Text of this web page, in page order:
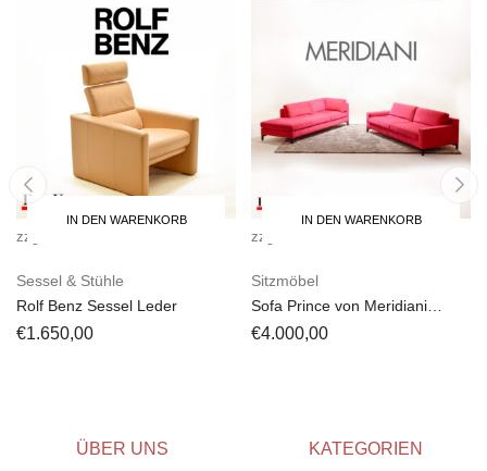
zzgl.
IN DEN WARENKORB
Sessel & Stühle
Rolf Benz Sessel Leder
€1.650,00
zzgl.
IN DEN WARENKORB
Sitzmöbel
Sofa Prince von Meridiani
Kombination Rot 2 Teile
€4.000,00
ÜBER UNS KATEGORIEN